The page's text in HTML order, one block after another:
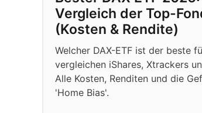
Vergleich der Top-
(Kosten & Rendite)
Welcher DAX-ETF ist der beste
vergleichen iShares, Xtrackers
Alle Kosten, Renditen und die
'Home Bias'.